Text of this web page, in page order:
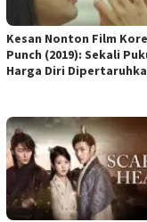
Kesan Nonton Film
Punch (2019): Sekali
Harga Diri